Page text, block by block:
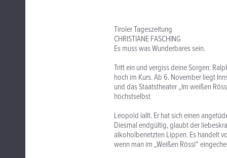
Tiroler Tageszeitung
CHRISTIANE FASCHING
Es muss was Wunderbares sein.
Tritt ein und vergiss deine Sorgen:
hoch im Kurs. Ab 6. November liegt
und das Staatstheater „Im weißen
höchstselbst
Leopold lallt. Er hat sich einen
Diesmal endgültig, glaubt der
alkoholbenetzten Lippen. Es handelt
wenn man im „Weißen Rössl“